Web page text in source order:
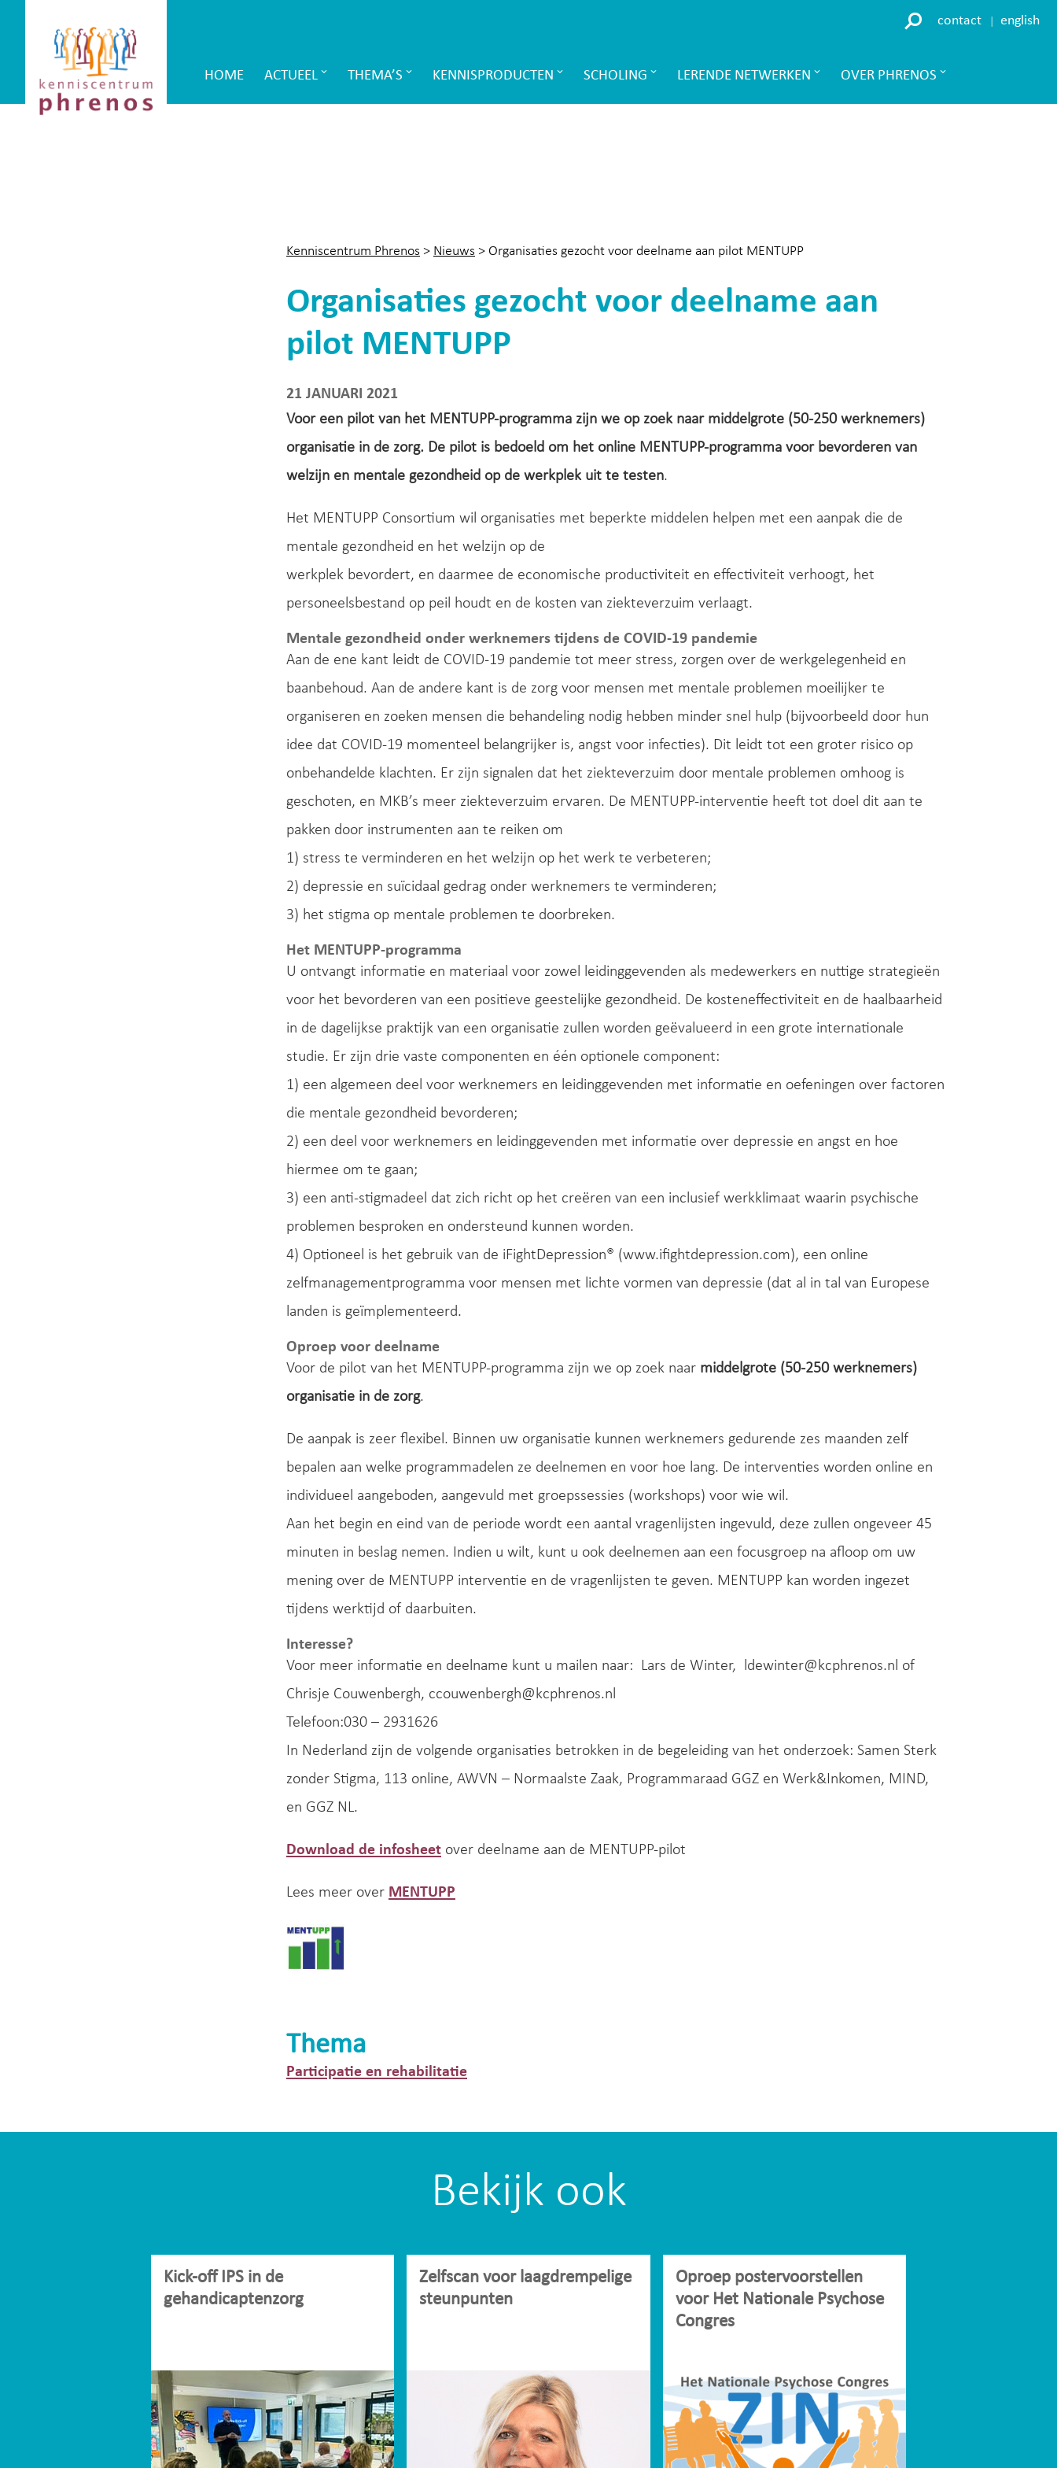
Phrenos
website
contact english
Main
HOME ACTUEEL THEMA’S KENNISPRODUCTEN SCHOLING LERENDE NETWERKEN OVER PHRENOS
Kenniscentrum Phrenos > Nieuws > Organisaties gezocht voor deelname aan pilot MENTUPP
Organisaties gezocht voor deelname aan
pilot MENTUPP
21 JANUARI 2021
Voor een pilot van het MENTUPP-programma zijn we op zoek naar middelgrote (50-250 werknemers)
organisatie in de zorg. De pilot is bedoeld om het online MENTUPP-programma voor bevorderen van
welzijn en mentale gezondheid op de werkplek uit te testen.
Het MENTUPP Consortium wil organisaties met beperkte middelen helpen met een aanpak die de
mentale gezondheid en het welzijn op de
werkplek bevordert, en daarmee de economische productiviteit en effectiviteit verhoogt, het
personeelsbestand op peil houdt en de kosten van ziekteverzuim verlaagt.
Mentale gezondheid onder werknemers tijdens de COVID-19 pandemie
Aan de ene kant leidt de COVID-19 pandemie tot meer stress, zorgen over de werkgelegenheid en
baanbehoud. Aan de andere kant is de zorg voor mensen met mentale problemen moeilijker te
organiseren en zoeken mensen die behandeling nodig hebben minder snel hulp (bijvoorbeeld door hun
idee dat COVID-19 momenteel belangrijker is, angst voor infecties). Dit leidt tot een groter risico op
onbehandelde klachten. Er zijn signalen dat het ziekteverzuim door mentale problemen omhoog is
geschoten, en MKB’s meer ziekteverzuim ervaren. De MENTUPP-interventie heeft tot doel dit aan te
pakken door instrumenten aan te reiken om
1) stress te verminderen en het welzijn op het werk te verbeteren;
2) depressie en suïcidaal gedrag onder werknemers te verminderen;
3) het stigma op mentale problemen te doorbreken.
Het MENTUPP-programma
U ontvangt informatie en materiaal voor zowel leidinggevenden als medewerkers en nuttige strategieën
voor het bevorderen van een positieve geestelijke gezondheid. De kosteneffectiviteit en de haalbaarheid
in de dagelijkse praktijk van een organisatie zullen worden geëvalueerd in een grote internationale
studie. Er zijn drie vaste componenten en één optionele component:
1) een algemeen deel voor werknemers en leidinggevenden met informatie en oefeningen over factoren
die mentale gezondheid bevorderen;
2) een deel voor werknemers en leidinggevenden met informatie over depressie en angst en hoe
hiermee om te gaan;
3) een anti-stigmadeel dat zich richt op het creëren van een inclusief werkklimaat waarin psychische
problemen besproken en ondersteund kunnen worden.
4) Optioneel is het gebruik van de iFightDepression® (www.ifightdepression.com), een online
zelfmanagementprogramma voor mensen met lichte vormen van depressie (dat al in tal van Europese
landen is geïmplementeerd.
Oproep voor deelname
Voor de pilot van het MENTUPP-programma zijn we op zoek naar middelgrote (50-250 werknemers)
organisatie in de zorg.
De aanpak is zeer flexibel. Binnen uw organisatie kunnen werknemers gedurende zes maanden zelf
bepalen aan welke programmadelen ze deelnemen en voor hoe lang. De interventies worden online en
individueel aangeboden, aangevuld met groepssessies (workshops) voor wie wil.
Aan het begin en eind van de periode wordt een aantal vragenlijsten ingevuld, deze zullen ongeveer 45
minuten in beslag nemen. Indien u wilt, kunt u ook deelnemen aan een focusgroep na afloop om uw
mening over de MENTUPP interventie en de vragenlijsten te geven. MENTUPP kan worden ingezet
tijdens werktijd of daarbuiten.
Interesse?
Voor meer informatie en deelname kunt u mailen naar: Lars de Winter, ldewinter@kcphrenos.nl of
Chrisje Couwenbergh, ccouwenbergh@kcphrenos.nl
Telefoon:030 – 2931626
In Nederland zijn de volgende organisaties betrokken in de begeleiding van het onderzoek: Samen Sterk
zonder Stigma, 113 online, AWVN – Normaalste Zaak, Programmaraad GGZ en Werk&Inkomen, MIND,
en GGZ NL.
Download de infosheet over deelname aan de MENTUPP-pilot
Lees meer over MENTUPP
Thema
Participatie en rehabilitatie
Bekijk ook
Kick-off IPS in de
gehandicaptenzorg
Zelfscan voor laagdrempelige
steunpunten
Oproep postervoorstellen
voor Het Nationale Psychose
Congres